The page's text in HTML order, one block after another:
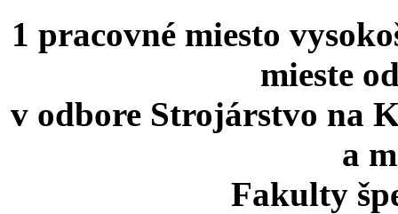
1 pracovné miesto
mieste
v odbore Strojárstvo na
a
Fakulty